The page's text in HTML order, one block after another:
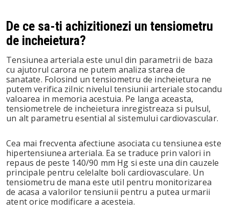
De ce sa-ti achizitionezi un tensiometru
de incheietura?
Tensiunea arteriala este unul din parametrii de baza
cu ajutorul carora ne putem analiza starea de
sanatate. Folosind un tensiometru de incheietura ne
putem verifica zilnic nivelul tensiunii arteriale stocandu
valoarea in memoria acestuia. Pe langa aceasta,
tensiometrele de incheietura inregistreaza si pulsul,
un alt parametru esential al sistemului cardiovascular.
Cea mai frecventa afectiune asociata cu tensiunea este
hipertensiunea arteriala. Ea se traduce prin valori in
repaus de peste 140/90 mm Hg si este una din cauzele
principale pentru celelalte boli cardiovasculare. Un
tensiometru de mana este util pentru monitorizarea
de acasa a valorilor tensiunii pentru a putea urmarii
atent orice modificare a acesteia.